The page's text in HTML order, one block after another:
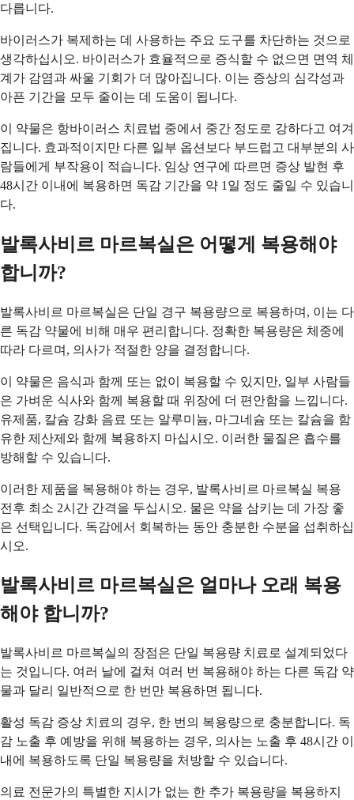
다릅니다.
바이러스가 복제하는 데 사용하는 주요 도구를 차단하는 것으로
생각하십시오. 바이러스가 효율적으로 증식할 수 없으면 면역 체
계가 감염과 싸울 기회가 더 많아집니다. 이는 증상의 심각성과
아픈 기간을 모두 줄이는 데 도움이 됩니다.
이 약물은 항바이러스 치료법 중에서 중간 정도로 강하다고 여겨
집니다. 효과적이지만 다른 일부 옵션보다 부드럽고 대부분의 사
람들에게 부작용이 적습니다. 임상 연구에 따르면 증상 발현 후
48시간 이내에 복용하면 독감 기간을 약 1일 정도 줄일 수 있습니
다.
발록사비르 마르복실은 어떻게 복용해야
합니까?
발록사비르 마르복실은 단일 경구 복용량으로 복용하며, 이는 다
른 독감 약물에 비해 매우 편리합니다. 정확한 복용량은 체중에
따라 다르며, 의사가 적절한 양을 결정합니다.
이 약물은 음식과 함께 또는 없이 복용할 수 있지만, 일부 사람들
은 가벼운 식사와 함께 복용할 때 위장에 더 편안함을 느낍니다.
유제품, 칼슘 강화 음료 또는 알루미늄, 마그네슘 또는 칼슘을 함
유한 제산제와 함께 복용하지 마십시오. 이러한 물질은 흡수를
방해할 수 있습니다.
이러한 제품을 복용해야 하는 경우, 발록사비르 마르복실 복용
전후 최소 2시간 간격을 두십시오. 물은 약을 삼키는 데 가장 좋
은 선택입니다. 독감에서 회복하는 동안 충분한 수분을 섭취하십
시오.
발록사비르 마르복실은 얼마나 오래 복용
해야 합니까?
발록사비르 마르복실의 장점은 단일 복용량 치료로 설계되었다
는 것입니다. 여러 날에 걸쳐 여러 번 복용해야 하는 다른 독감 약
물과 달리 일반적으로 한 번만 복용하면 됩니다.
활성 독감 증상 치료의 경우, 한 번의 복용량으로 충분합니다. 독
감 노출 후 예방을 위해 복용하는 경우, 의사는 노출 후 48시간 이
내에 복용하도록 단일 복용량을 처방할 수 있습니다.
의료 전문가의 특별한 지시가 없는 한 추가 복용량을 복용하지